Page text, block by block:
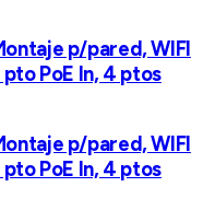
p/pared, WIFI
pto PoE In, 4 ptos
p/pared, WIFI
pto PoE In, 4 ptos